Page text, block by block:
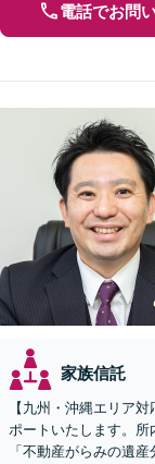
電話でお問
家族信託
【九州・沖縄エリア
ポートいたします。
「不動産がらみの遺